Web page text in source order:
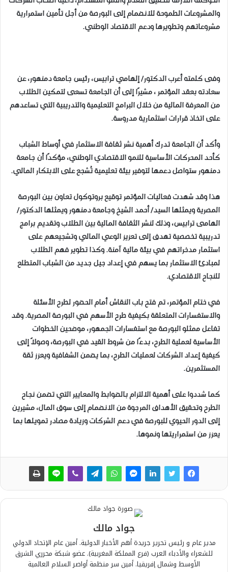
والمشروعات الطموحة للانضمام إلى البورصة من أجل تأمين استمرارية
مشروعاتهم وتطويرها ودعم الاقتصاد الوطني.
وفى كلمته أعرب الدكتور/ إلهامي ترابيس، رئيس جامعة دمنهور، عن
سعادته بعقد المؤتمر ، مشيرًا إلى أن الجامعة تسعى لتمكين الطلاب
من المعرفة المالية من خلال البرامج التعليمية والتدريبية التي تساعدهم
على اتخاذ قرارات استثمارية مدروسة.
وأكد أن الجامعة تدرك أهمية نشر ثقافة الاستثمار في أوساط الشباب
كأحد المحركات الأساسية للنمو الاقتصادي الوطني، مؤكدًا أن جامعة
دمنهور ستواصل دعمها لتوفير بيئة تعليمية تُشجع على الابتكار المالي.
هذا وقد شهدت فعاليات المؤتمر توقيع بروتوكول تعاون بين البورصة
المصرية ويمثلها السيد/ أحمد الشيخ وجامعة دمنهور ويمثلها الدكتور/
الهامى ترابيس، وذلك لنشر الثقافة المالية بين الطلاب وتقديم برامج
تدريبية تخصصية تهدف إلى تعزيز الوعي المالي وتشجيعهم على
استثمار مدخراتهم في بيئة مالية آمنة. وكذا تطوير فهم الطلاب
لمبادئ الاستثمار بما يسهم في إعداد جيل جديد من الشباب المتطلع
للنجاح الاقتصادي.
في ختام المؤتمر، تم فتح باب النقاش أمام الحضور لطرح الأسئلة
والاستفسارات المتعلقة بكيفية طرح الأسهم في البورصة المصرية. وقد
تفاعل ممثلو البورصة مع استفسارات الجمهور، موضحين الخطوات
الأساسية لعملية الطرح، بدءًا من شروط القيد في البورصة، وصولاً إلى
كيفية إعداد الشركات لعمليات الطرح، بما يضمن الشفافية ويعزز ثقة
المستثمرين.
كما شددوا على أهمية الالتزام بالضوابط والمعايير التي تضمن نجاح
الطرح وتحقيق الأهداف المرجوة من الانضمام إلى سوق المال، مشيرين
إلى الدور الحيوي للبورصة في دعم الشركات وزيادة مصادر تمويلها بما
يعزز من استمراريتها ونموها.
جواد مالك
مدير عام و رئيس تحرير جريدة أهم الأخبار الدولية. أمين عام الإتحاد الدولي
للشعراء والأدباء العرب (فرع المملكة المغربية). عضو شبكة محرري الشرق
الأوسط وشمال إفريقيا. أمين سر منظمة أواصر السلام العالمية